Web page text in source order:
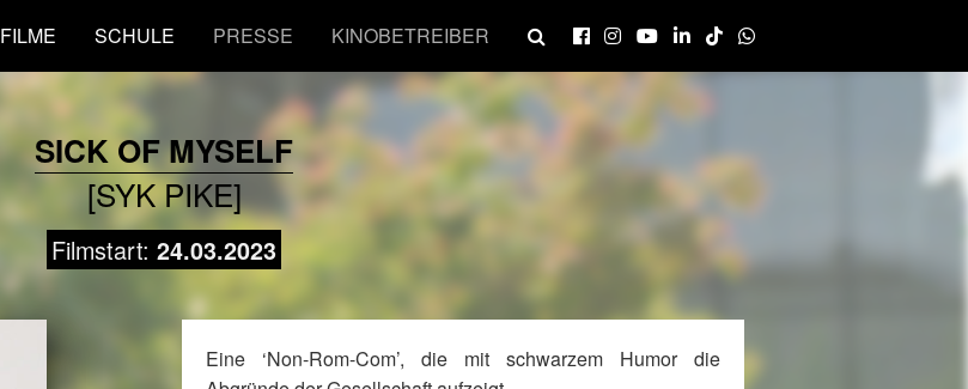
FILME SCHULE PRESSE KINOBETREIBER
SICK OF MYSELF
[SYK PIKE]
Filmstart: 24.03.2023
Eine ‘Non-Rom-Com’, die mit schwarzem Humor die